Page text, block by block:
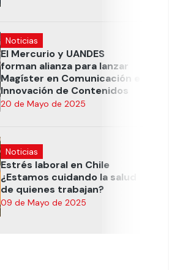
Noticias
El Mercurio y UANDES
forman alianza para lanzar
Magíster en Comunicación e
Innovación de Contenidos
20 de Mayo de 2025
Noticias
Estrés laboral en Chile
¿Estamos cuidando la salud
de quienes trabajan?
09 de Mayo de 2025